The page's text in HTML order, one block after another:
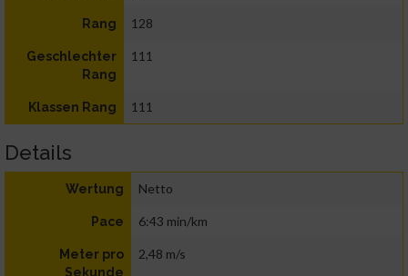
Rang 128
Geschlechter
Rang
111
Klassen Rang 111
Details
Wertung Netto
Pace 6:43 min/km
Meter pro
Sekunde
2,48 m/s